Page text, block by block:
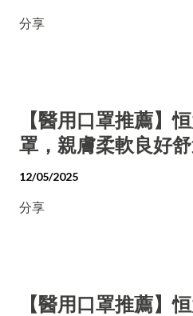
分享
【醫用口罩推薦】
罩，親膚柔軟良好
12/05/2025
分享
【醫用口罩推薦】